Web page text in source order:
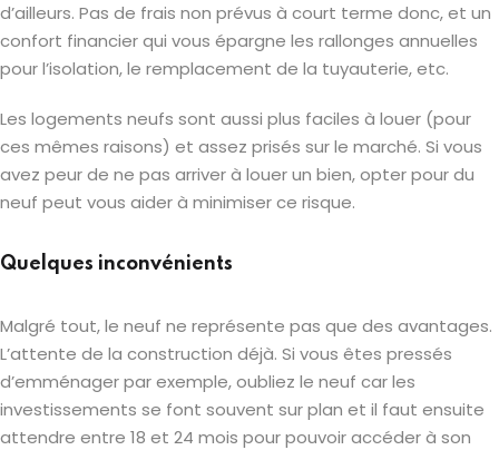
d’ailleurs. Pas de frais non prévus à court terme donc, et un
confort financier qui vous épargne les rallonges annuelles
pour l’isolation, le remplacement de la tuyauterie, etc.
Les logements neufs sont aussi plus faciles à louer (pour
ces mêmes raisons) et assez prisés sur le marché. Si vous
avez peur de ne pas arriver à louer un bien, opter pour du
neuf peut vous aider à minimiser ce risque.
Quelques inconvénients
Malgré tout, le neuf ne représente pas que des avantages.
L’attente de la construction déjà. Si vous êtes pressés
d’emménager par exemple, oubliez le neuf car les
investissements se font souvent sur plan et il faut ensuite
attendre entre 18 et 24 mois pour pouvoir accéder à son